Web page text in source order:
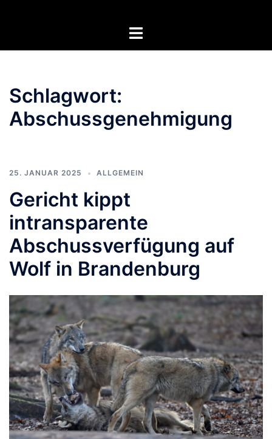
Menü
Schlagwort:
Abschussgenehmigung
25. JANUAR 2025 ALLGEMEIN
Gericht kippt
intransparente
Abschussverfügung auf
Wolf in Brandenburg